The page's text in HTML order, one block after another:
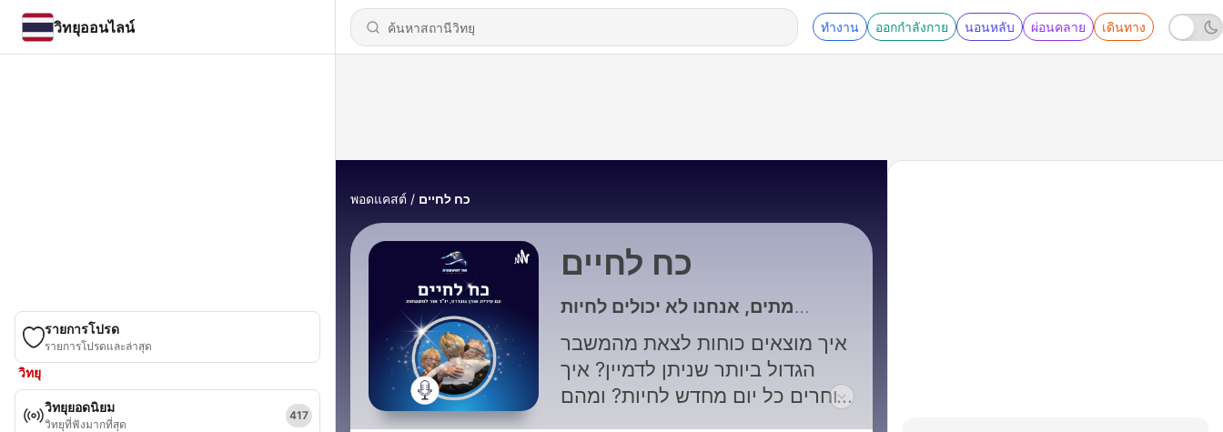
วิทยุออนไลน์ ทำงาน ออกกำลังกาย นอนหลับ ผ่อนคลาย เดินทาง
รายการโปรด
รายการโปรดและล่าสุด
วิทยุ
วิทยุยอดนิยม
วิทยุที่ฟังมากที่สุด
417
พอดแคสต์ כח לחיים
כח לחיים
איך מוצאים כוחות לצאת מהמשבר
הגדול ביותר שניתן לדמיין? איך
בוחרים כל יום מחדש לחיות? ומהם